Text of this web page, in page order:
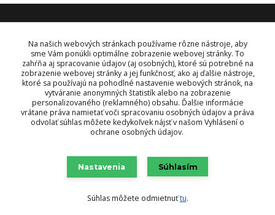
KONTAKT
OBJEDNÁVKY A INFORMÁCIE
+421 948 229 224
info@vysielacky.com
Vytvorené na Eshop-rychlo.sk
Na našich webových stránkach používame rôzne nástroje, aby
sme Vám ponúkli optimálne zobrazenie webovej stránky. To
zahŕňa aj spracovanie údajov (aj osobných), ktoré sú potrebné na
zobrazenie webovej stránky a jej funkčnosť, ako aj ďalšie nástroje,
ktoré sa používajú na pohodlné nastavenie webových stránok, na
vytváranie anonymných štatistík alebo na zobrazenie
personalizovaného (reklamného) obsahu. Ďalšie informácie
vrátane práva namietať voči spracovaniu osobných údajov a práva
odvolať súhlas môžete kedykoľvek nájsť v našom Vyhlásení o
ochrane osobných údajov.
Nastavenia Súhlasím
Súhlas môžete odmietnuťtu.